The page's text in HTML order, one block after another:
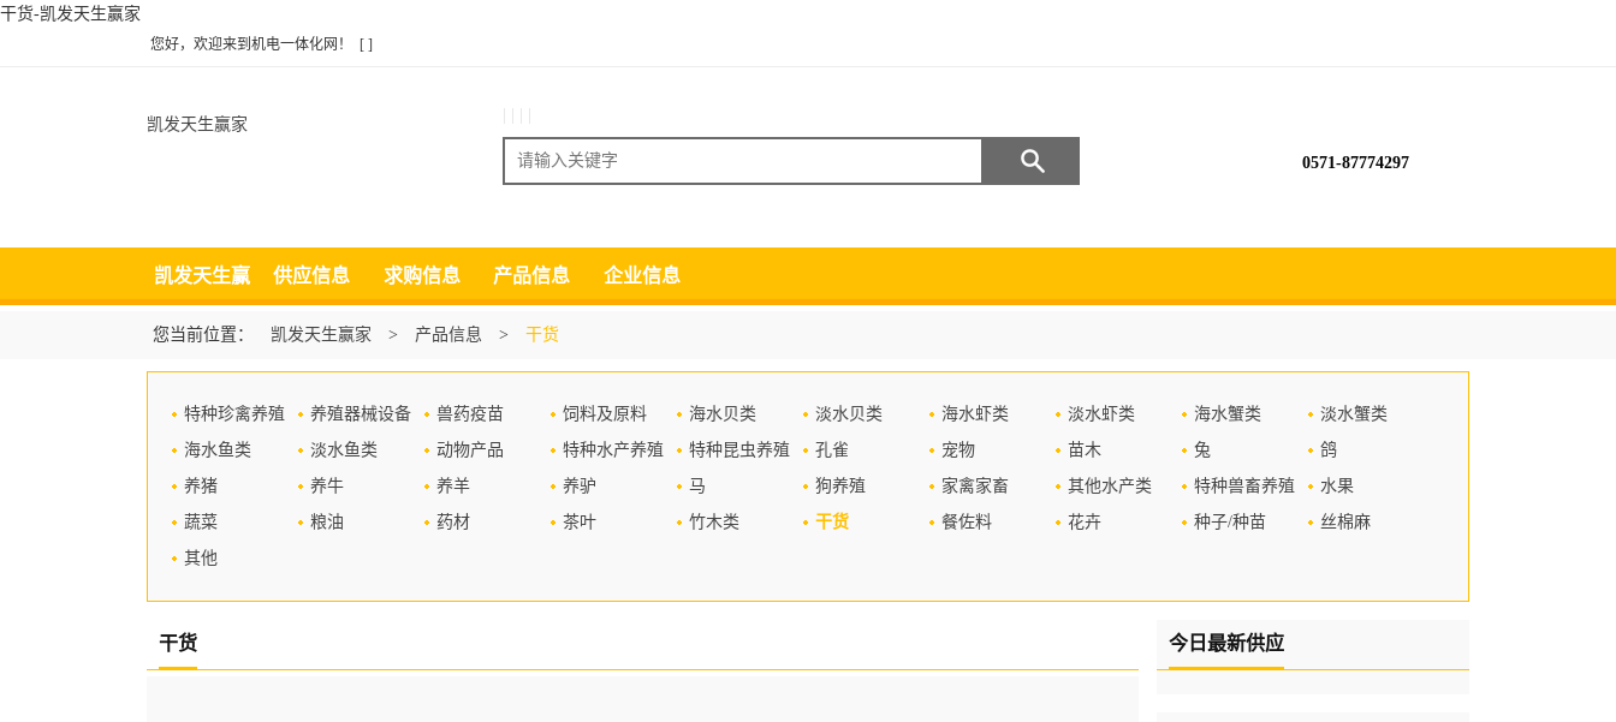
干货-凯发天生赢家
您好，欢迎来到机电一体化网！ [ ]
凯发天生赢家
搜索 0571-87774297
凯发天生赢
家
供应信息 求购信息 产品信息 企业信息
您当前位置： 凯发天生赢家 > 产品信息 > 干货
特种珍禽养殖 养殖器械设备 兽药疫苗 饲料及原料 海水贝类 淡水贝类 海水虾类 淡水虾类 海水蟹类
淡水蟹类
海水鱼类
淡水鱼类 动物产品 特种水产养殖 特种昆虫养殖 孔雀 宠物 苗木 兔
鸽
养猪
养牛 养羊 养驴 马 狗养殖 家禽家畜 其他水产类 特种兽畜养殖
水果
蔬菜
粮油 药材 茶叶 竹木类 干货 餐佐料 花卉 种子/种苗
丝棉麻
其他
干货 今日最新供应